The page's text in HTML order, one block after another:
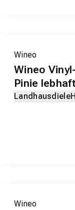
Wineo
Wineo
Pinie
Landhausdiele
Wineo